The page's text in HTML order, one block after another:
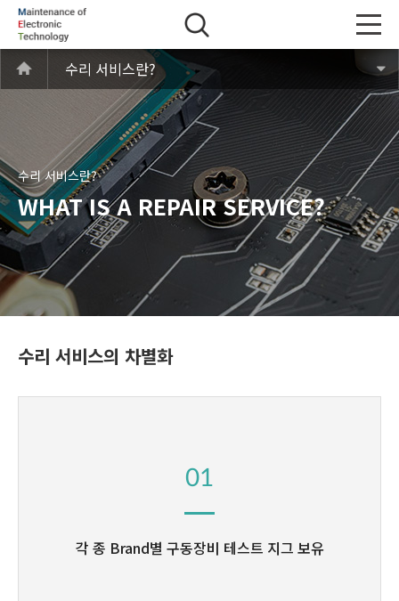
수리 서비스란?
수리 서비스란?
WHAT IS A REPAIR SERVICE?
수리 서비스의 차별화
01
각 종 Brand별 구동장비 테스트 지그 보유